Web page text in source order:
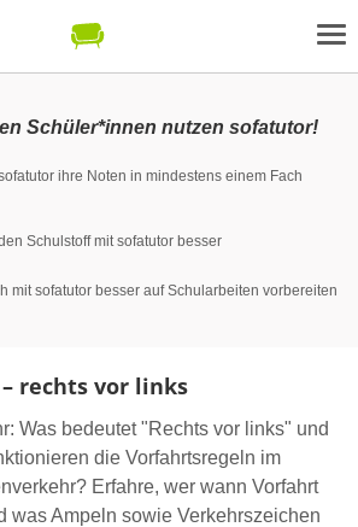
Schüler*innen nutzen sofatutor!
ihre Noten in mindestens einem Fach
Schulstoff mit sofatutor besser
mit sofatutor besser auf Schularbeiten vorbereiten
rechts vor links
Was bedeutet "Rechts vor links" und
die Vorfahrtsregeln im
Erfahre, wer wann Vorfahrt
was Ampeln sowie Verkehrszeichen